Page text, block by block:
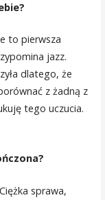
to pierwsza
jazz.
dlatego, że
z żadną z
tego uczucia.
sprawa,